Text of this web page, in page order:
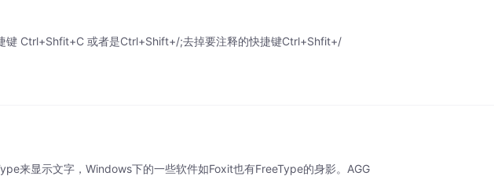
键 Ctrl+Shfit+C 或者是Ctrl+Shift+/;去掉要注释的快捷键Ctrl+Shfit+/
来显示文字，Windows下的一些软件如Foxit也有FreeType的身影。AGG